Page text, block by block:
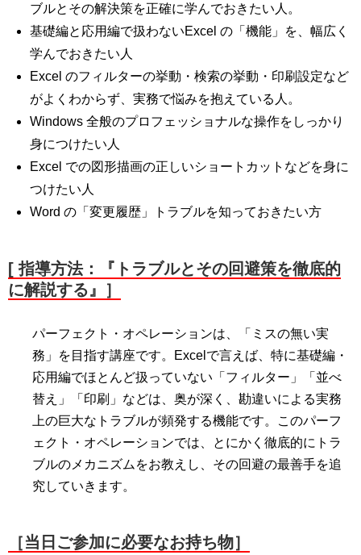
ブルとその解決策を正確に学んでおきたい人。
基礎編と応用編で扱わないExcel の「機能」を、幅広く
学んでおきたい人
Excel のフィルターの挙動・検索の挙動・印刷設定など
がよくわからず、実務で悩みを抱えている人。
Windows 全般のプロフェッショナルな操作をしっかり
身につけたい人
Excel での図形描画の正しいショートカットなどを身に
つけたい人
Word の「変更履歴」トラブルを知っておきたい方
[ 指導方法：『トラブルとその回避策を徹底的
に解説する』］
パーフェクト・オペレーションは、「ミスの無い実
務」を目指す講座です。Excelで言えば、特に基礎編・
応用編でほとんど扱っていない「フィルター」「並べ
替え」「印刷」などは、奥が深く、勘違いによる実務
上の巨大なトラブルが頻発する機能です。このパーフ
ェクト・オペレーションでは、とにかく徹底的にトラ
ブルのメカニズムをお教えし、その回避の最善手を追
究していきます。
［当日ご参加に必要なお持ち物］